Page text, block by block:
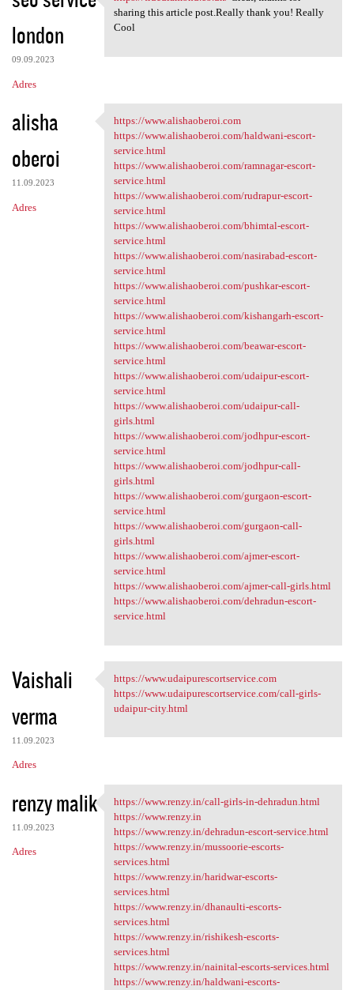
london
09.09.2023
Adres
https://truediamond.co.uk/
sharing this article post.Really thank you! Really
Cool
alisha
oberoi
11.09.2023
Adres
https://www.alishaoberoi.com
https://www.alishaoberoi.com
https://www.alishaoberoi.com/haldwani-escort-
service.html
https://www.alishaoberoi.com/ramnagar-escort-
service.html
https://www.alishaoberoi.com/rudrapur-escort-
service.html
https://www.alishaoberoi.com/bhimtal-escort-
service.html
https://www.alishaoberoi.com/nasirabad-escort-
service.html
https://www.alishaoberoi.com/pushkar-escort-
service.html
https://www.alishaoberoi.com/kishangarh-escort-
service.html
https://www.alishaoberoi.com/beawar-escort-
service.html
https://www.alishaoberoi.com/udaipur-escort-
service.html
https://www.alishaoberoi.com/udaipur-call-
girls.html
https://www.alishaoberoi.com/jodhpur-escort-
service.html
https://www.alishaoberoi.com/jodhpur-call-
girls.html
https://www.alishaoberoi.com/gurgaon-escort-
service.html
https://www.alishaoberoi.com/gurgaon-call-
girls.html
https://www.alishaoberoi.com/ajmer-escort-
service.html
https://www.alishaoberoi.com/ajmer-call-girls.html
https://www.alishaoberoi.com/dehradun-escort-
service.html
Vaishali
verma
11.09.2023
Adres
https://www
https://www.udaipurescortservice.com
https://www.udaipurescortservice.com/call-girls-
udaipur-city.html
renzy malik
11.09.2023
Adres
https://www.renzy.in/call
https://www.renzy.in/call-girls-in-dehradun.html
https://www.renzy.in
https://www.renzy.in/dehradun-escort-service.html
https://www.renzy.in/mussoorie-escorts-
services.html
https://www.renzy.in/haridwar-escorts-
services.html
https://www.renzy.in/dhanaulti-escorts-
services.html
https://www.renzy.in/rishikesh-escorts-
services.html
https://www.renzy.in/nainital-escorts-services.html
https://www.renzy.in/haldwani-escorts-